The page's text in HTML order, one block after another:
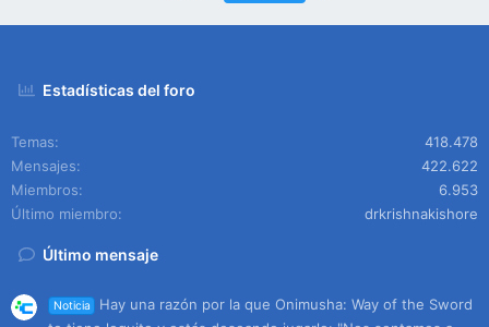
Estadísticas del foro
Temas
418.478
Mensajes
422.622
Miembros
6.953
Último miembro
drkrishnakishore
Último mensaje
Noticia
Hay una razón por la que Onimusha: Way of the Sword